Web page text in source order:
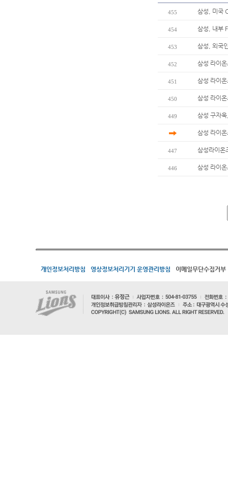
455 삼성, 미국
454 삼성, 내부
453 삼성, 외국
452 삼성 라이
451 삼성 라이
450 삼성 라이
449 삼성 구자
삼성 라이
447 삼성라이온
446 삼성 라이
개인정보처리방침 영상정보처리기기 운영관리방침 이메일무단수집거부